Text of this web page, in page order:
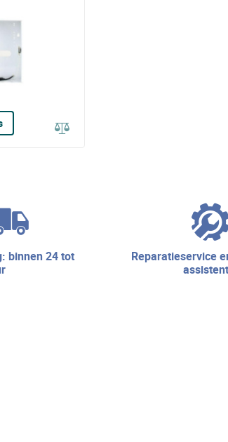
reparatieservice en technische